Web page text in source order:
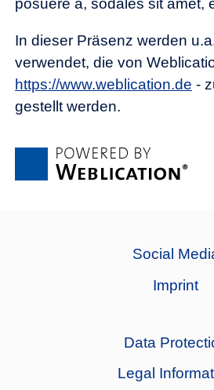
posuere a, sodales sit amet,
In dieser Präsenz werden
verwendet, die von
https://www.weblication.de -
gestellt werden.
Social
Imprint
Data
Legal